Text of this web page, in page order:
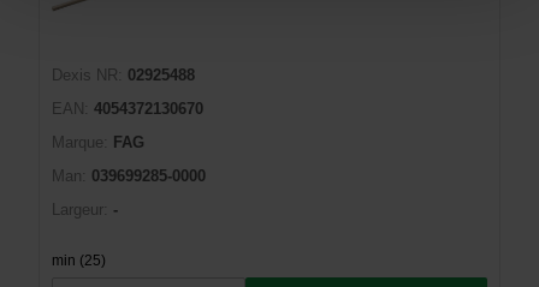
Dexis NR:
02925488
EAN:
4054372130670
Marque:
FAG
Man:
039699285-0000
Largeur: -
min (25)